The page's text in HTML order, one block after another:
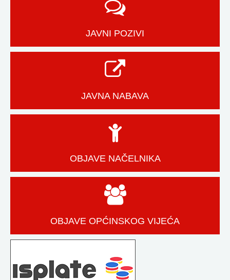
JAVNI POZIVI
JAVNA NABAVA
OBJAVE NAČELNIKA
OBJAVE OPĆINSKOG VIJEĆA